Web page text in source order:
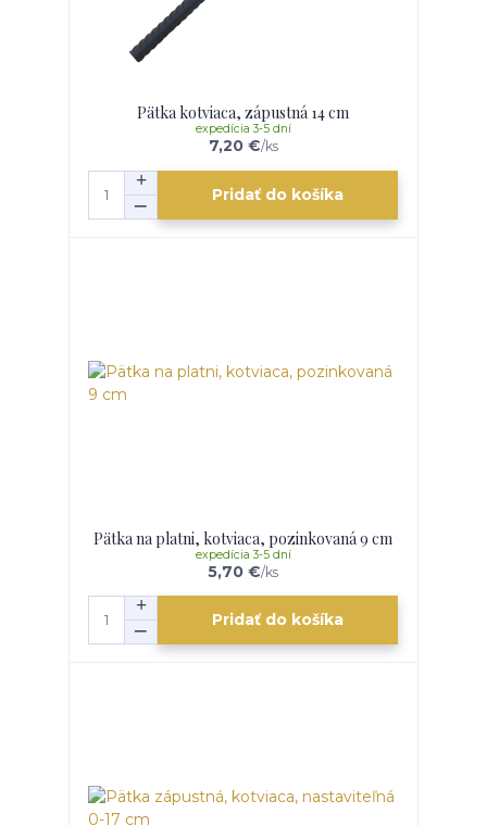
Pätka kotviaca, zápustná 14 cm
7,20 €/ks
expedícia 3-5 dní
Pridať do košíka
Pätka na platni, kotviaca, pozinkovaná 9 cm
5,70 €/ks
expedícia 3-5 dní
Pridať do košíka